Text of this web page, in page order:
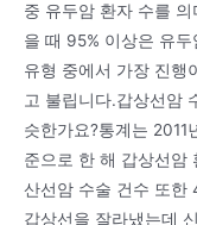
중 유두암 환자 수를
을 때 95% 이상은 유
유형 중에서 가장 진행
고 불립니다.갑상선암
슷한가요?통계는 2011
준으로 한 해 갑상선암
산선암 수술 건수 또한
갑상선을 잘라냈는데